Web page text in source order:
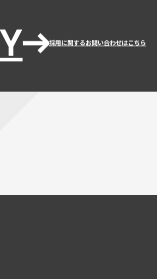
採用に関するお問い合わせはこちら